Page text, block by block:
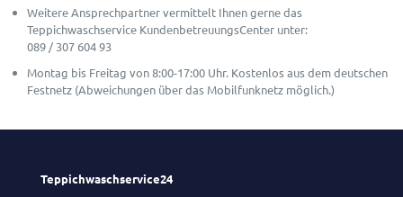
Weitere Ansprechpartner vermittelt Ihnen gerne das
Teppichwaschservice KundenbetreuungsCenter unter:
089 / 307 604 93
Montag bis Freitag von 8:00-17:00 Uhr. Kostenlos aus dem deutschen
Festnetz (Abweichungen über das Mobilfunknetz möglich.)
Teppichwaschservice24